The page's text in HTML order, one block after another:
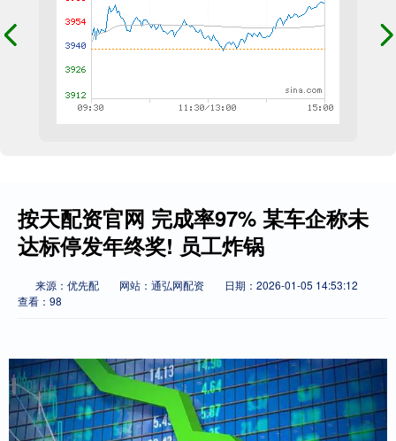
按天配资官网 完成率97% 某车企称未
达标停发年终奖! 员工炸锅
来源：优先配 网站：通弘网配资
日期：2026-01-05 14:53:12
查看：98